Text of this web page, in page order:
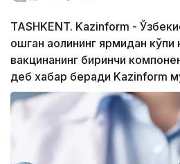
TASHKENT. Kazinform -
ошган аҳолининг ярмидан
вакцинанинг биринчи
деб хабар беради Kazinform